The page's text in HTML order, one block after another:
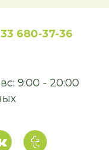
680-37-36
9:00 - 20:00